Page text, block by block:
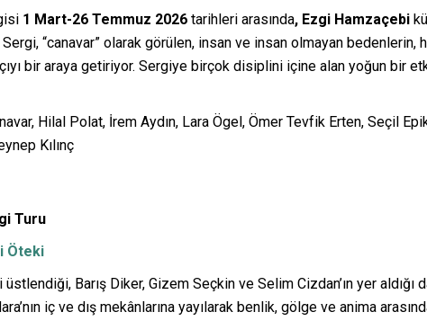
1 Mart-26 Temmuz 2026 tarihleri arasında, Ezgi Hamzaçebi
“canavar” olarak görülen, insan ve insan olmayan bedenlerin,
bir araya getiriyor. Sergiye birçok disiplini içine alan yoğun bir
Hilal Polat, İrem Aydın, Lara Ögel, Ömer Tevfik Erten, Seçil
Kılınç
Turu
Öteki
Barış Diker, Gizem Seçkin ve Selim Cizdan’ın yer aldığı
iç ve dış mekânlarına yayılarak benlik, gölge ve anima